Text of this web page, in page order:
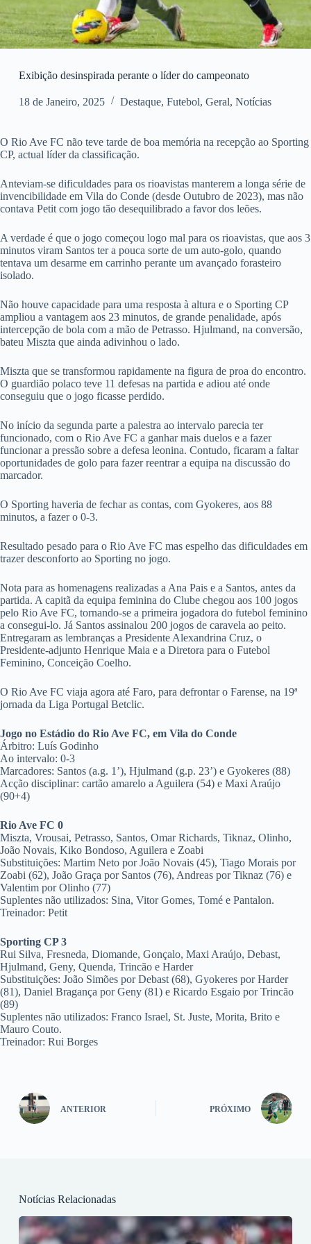
Exibição desinspirada perante o líder do campeonato
18 de Janeiro, 2025 Destaque, Futebol, Geral, Notícias
O Rio Ave FC não teve tarde de boa memória na recepção ao Sporting
CP, actual líder da classificação.
Anteviam-se dificuldades para os rioavistas manterem a longa série de
invencibilidade em Vila do Conde (desde Outubro de 2023), mas não
contava Petit com jogo tão desequilibrado a favor dos leões.
A verdade é que o jogo começou logo mal para os rioavistas, que aos 3
minutos viram Santos ter a pouca sorte de um auto-golo, quando
tentava um desarme em carrinho perante um avançado forasteiro
isolado.
Não houve capacidade para uma resposta à altura e o Sporting CP
ampliou a vantagem aos 23 minutos, de grande penalidade, após
intercepção de bola com a mão de Petrasso. Hjulmand, na conversão,
bateu Miszta que ainda adivinhou o lado.
Miszta que se transformou rapidamente na figura de proa do encontro.
O guardião polaco teve 11 defesas na partida e adiou até onde
conseguiu que o jogo ficasse perdido.
No início da segunda parte a palestra ao intervalo parecia ter
funcionado, com o Rio Ave FC a ganhar mais duelos e a fazer
funcionar a pressão sobre a defesa leonina. Contudo, ficaram a faltar
oportunidades de golo para fazer reentrar a equipa na discussão do
marcador.
O Sporting haveria de fechar as contas, com Gyokeres, aos 88
minutos, a fazer o 0-3.
Resultado pesado para o Rio Ave FC mas espelho das dificuldades em
trazer desconforto ao Sporting no jogo.
Nota para as homenagens realizadas a Ana Pais e a Santos, antes da
partida. A capitã da equipa feminina do Clube chegou aos 100 jogos
pelo Rio Ave FC, tornando-se a primeira jogadora do futebol feminino
a consegui-lo. Já Santos assinalou 200 jogos de caravela ao peito.
Entregaram as lembranças a Presidente Alexandrina Cruz, o
Presidente-adjunto Henrique Maia e a Diretora para o Futebol
Feminino, Conceição Coelho.
O Rio Ave FC viaja agora até Faro, para defrontar o Farense, na 19ª
jornada da Liga Portugal Betclic.
Jogo no Estádio do Rio Ave FC, em Vila do Conde
Árbitro: Luís Godinho
Ao intervalo: 0-3
Marcadores: Santos (a.g. 1’), Hjulmand (g.p. 23’) e Gyokeres (88)
Acção disciplinar: cartão amarelo a Aguilera (54) e Maxi Araújo
(90+4)
Rio Ave FC 0
Miszta, Vrousai, Petrasso, Santos, Omar Richards, Tiknaz, Olinho,
João Novais, Kiko Bondoso, Aguilera e Zoabi
Substituições: Martim Neto por João Novais (45), Tiago Morais por
Zoabi (62), João Graça por Santos (76), Andreas por Tiknaz (76) e
Valentim por Olinho (77)
Suplentes não utilizados: Sina, Vitor Gomes, Tomé e Pantalon.
Treinador: Petit
Sporting CP 3
Rui Silva, Fresneda, Diomande, Gonçalo, Maxi Araújo, Debast,
Hjulmand, Geny, Quenda, Trincão e Harder
Substituições: João Simões por Debast (68), Gyokeres por Harder
(81), Daniel Bragança por Geny (81) e Ricardo Esgaio por Trincão
(89)
Suplentes não utilizados: Franco Israel, St. Juste, Morita, Brito e
Mauro Couto.
Treinador: Rui Borges
ANTERIOR PRÓXIMO
Notícias Relacionadas